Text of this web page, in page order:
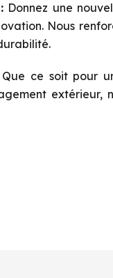
Donnez une
Nous
Que ce soit pour
extérieur,